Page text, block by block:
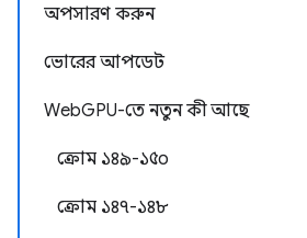
অপসারণ করুন
ভোরের আপডেট
WebGPU-তে নতুন কী আছে
ক্রোম ১৪৯-১৫০
ক্রোম ১৪৭-১৪৮